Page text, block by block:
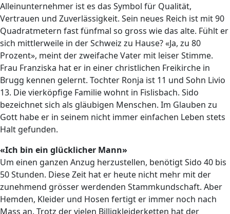
Alleinunternehmer ist es das Symbol für Qualität,
Vertrauen und Zuverlässigkeit. Sein neues Reich ist mit 90
Quadratmetern fast fünfmal so gross wie das alte. Fühlt er
sich mittlerweile in der Schweiz zu Hause? «Ja, zu 80
Prozent», meint der zweifache Vater mit leiser Stimme.
Frau Franziska hat er in einer christlichen Freikirche in
Brugg kennen gelernt. Tochter Ronja ist 11 und Sohn Livio
13. Die vierköpfige Familie wohnt in Fislisbach. Sido
bezeichnet sich als gläubigen Menschen. Im Glauben zu
Gott habe er in seinem nicht immer einfachen Leben stets
Halt gefunden.
«Ich bin ein glücklicher Mann»
Um einen ganzen Anzug herzustellen, benötigt Sido 40 bis
50 Stunden. Diese Zeit hat er heute nicht mehr mit der
zunehmend grösser werdenden Stammkundschaft. Aber
Hemden, Kleider und Hosen fertigt er immer noch nach
Mass an. Trotz der vielen Billigkleiderketten hat der